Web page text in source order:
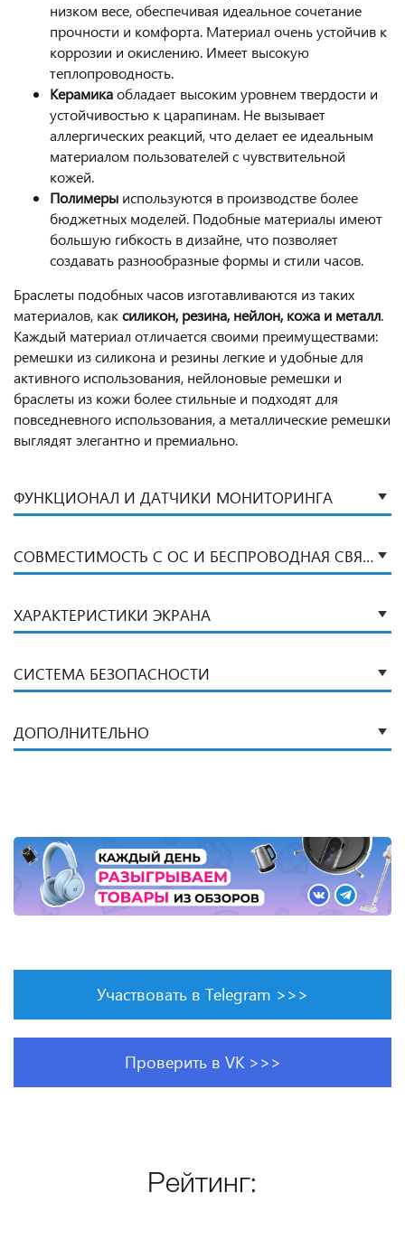
низком весе, обеспечивая идеальное сочетание
прочности и комфорта. Материал очень устойчив к
коррозии и окислению. Имеет высокую
теплопроводность.
Керамикаобладает высоким уровнем твердости и
устойчивостью к царапинам. Не вызывает
аллергических реакций, что делает ее идеальным
материалом пользователей с чувствительной
кожей.
Полимеры используются в производстве более
бюджетных моделей. Подобные материалы имеют
большую гибкость в дизайне, что позволяет
создавать разнообразные формы и стили часов.
Браслеты подобных часов изготавливаются из таких
материалов, каксиликон, резина, нейлон, кожа и металл.
Каждый материал отличается своими преимуществами:
ремешки из силикона и резины легкие и удобные для
активного использования, нейлоновые ремешки и
браслеты из кожи более стильные и подходят для
повседневного использования, а металлические ремешки
выглядят элегантно и премиально.
ФУНКЦИОНАЛ И ДАТЧИКИ МОНИТОРИНГА
СОВМЕСТИМОСТЬ С ОС И БЕСПРОВОДНАЯ СВЯЗЬ
ХАРАКТЕРИСТИКИ ЭКРАНА
СИСТЕМА БЕЗОПАСНОСТИ
ДОПОЛНИТЕЛЬНО
Участвовать в Telegram >>>
Проверить в VK >>>
Рейтинг: